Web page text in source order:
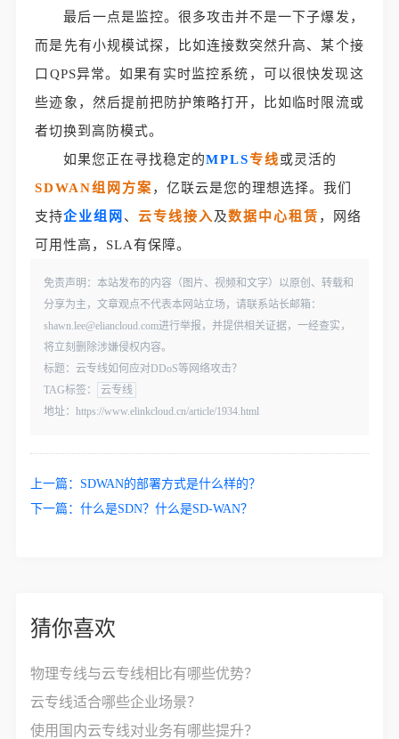
最后一点是监控。很多攻击并不是一下子爆发，
而是先有小规模试探，比如连接数突然升高、某个接
口QPS异常。如果有实时监控系统，可以很快发现这
些迹象，然后提前把防护策略打开，比如临时限流或
者切换到高防模式。
如果您正在寻找稳定的MPLS专线或灵活的
SDWAN组网方案 ，亿联云是您的理想选择。我们
支持企业组网 、云专线接入 及数据中心租赁 ，网络
可用性高，SLA有保障。
免责声明：本站发布的内容（图片、视频和文字）以原创、转载和
分享为主，文章观点不代表本网站立场，请联系站长邮箱：
shawn.lee@eliancloud.com进行举报，并提供相关证据，一经查实，
将立刻删除涉嫌侵权内容。
标题：云专线如何应对DDoS等网络攻击？
TAG标签：
云专线
地址：https://www.elinkcloud.cn/article/1934.html
上一篇： SDWAN的部署方式是什么样的？
下一篇：什么是SDN？什么是SD-WAN？
猜你喜欢
物理专线与云专线相比有哪些优势？
云专线适合哪些企业场景？
使用国内云专线对业务有哪些提升？